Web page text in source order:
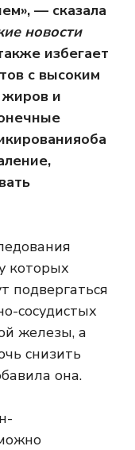
— сказала
новости
избегает
с высоким
и
оба
которых
подвергаться
сосудистых
железы, а
снизить
она.